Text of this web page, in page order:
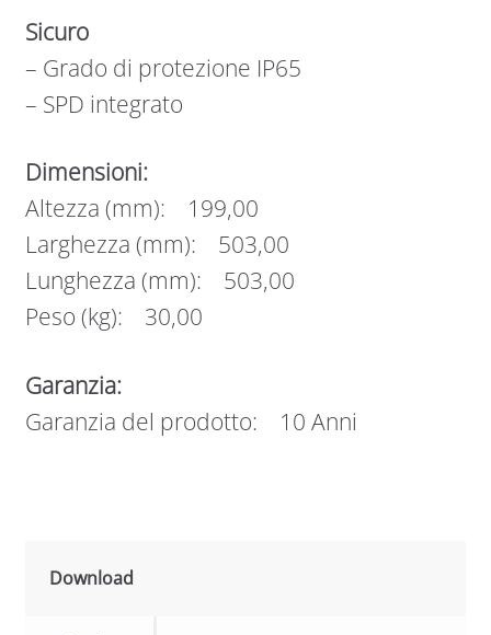
Sicuro
– Grado di protezione IP65
– SPD integrato
Dimensioni:
Altezza (mm): 199,00
Larghezza (mm): 503,00
Lunghezza (mm): 503,00
Peso (kg): 30,00
Garanzia:
Garanzia del prodotto: 10 Anni
Download